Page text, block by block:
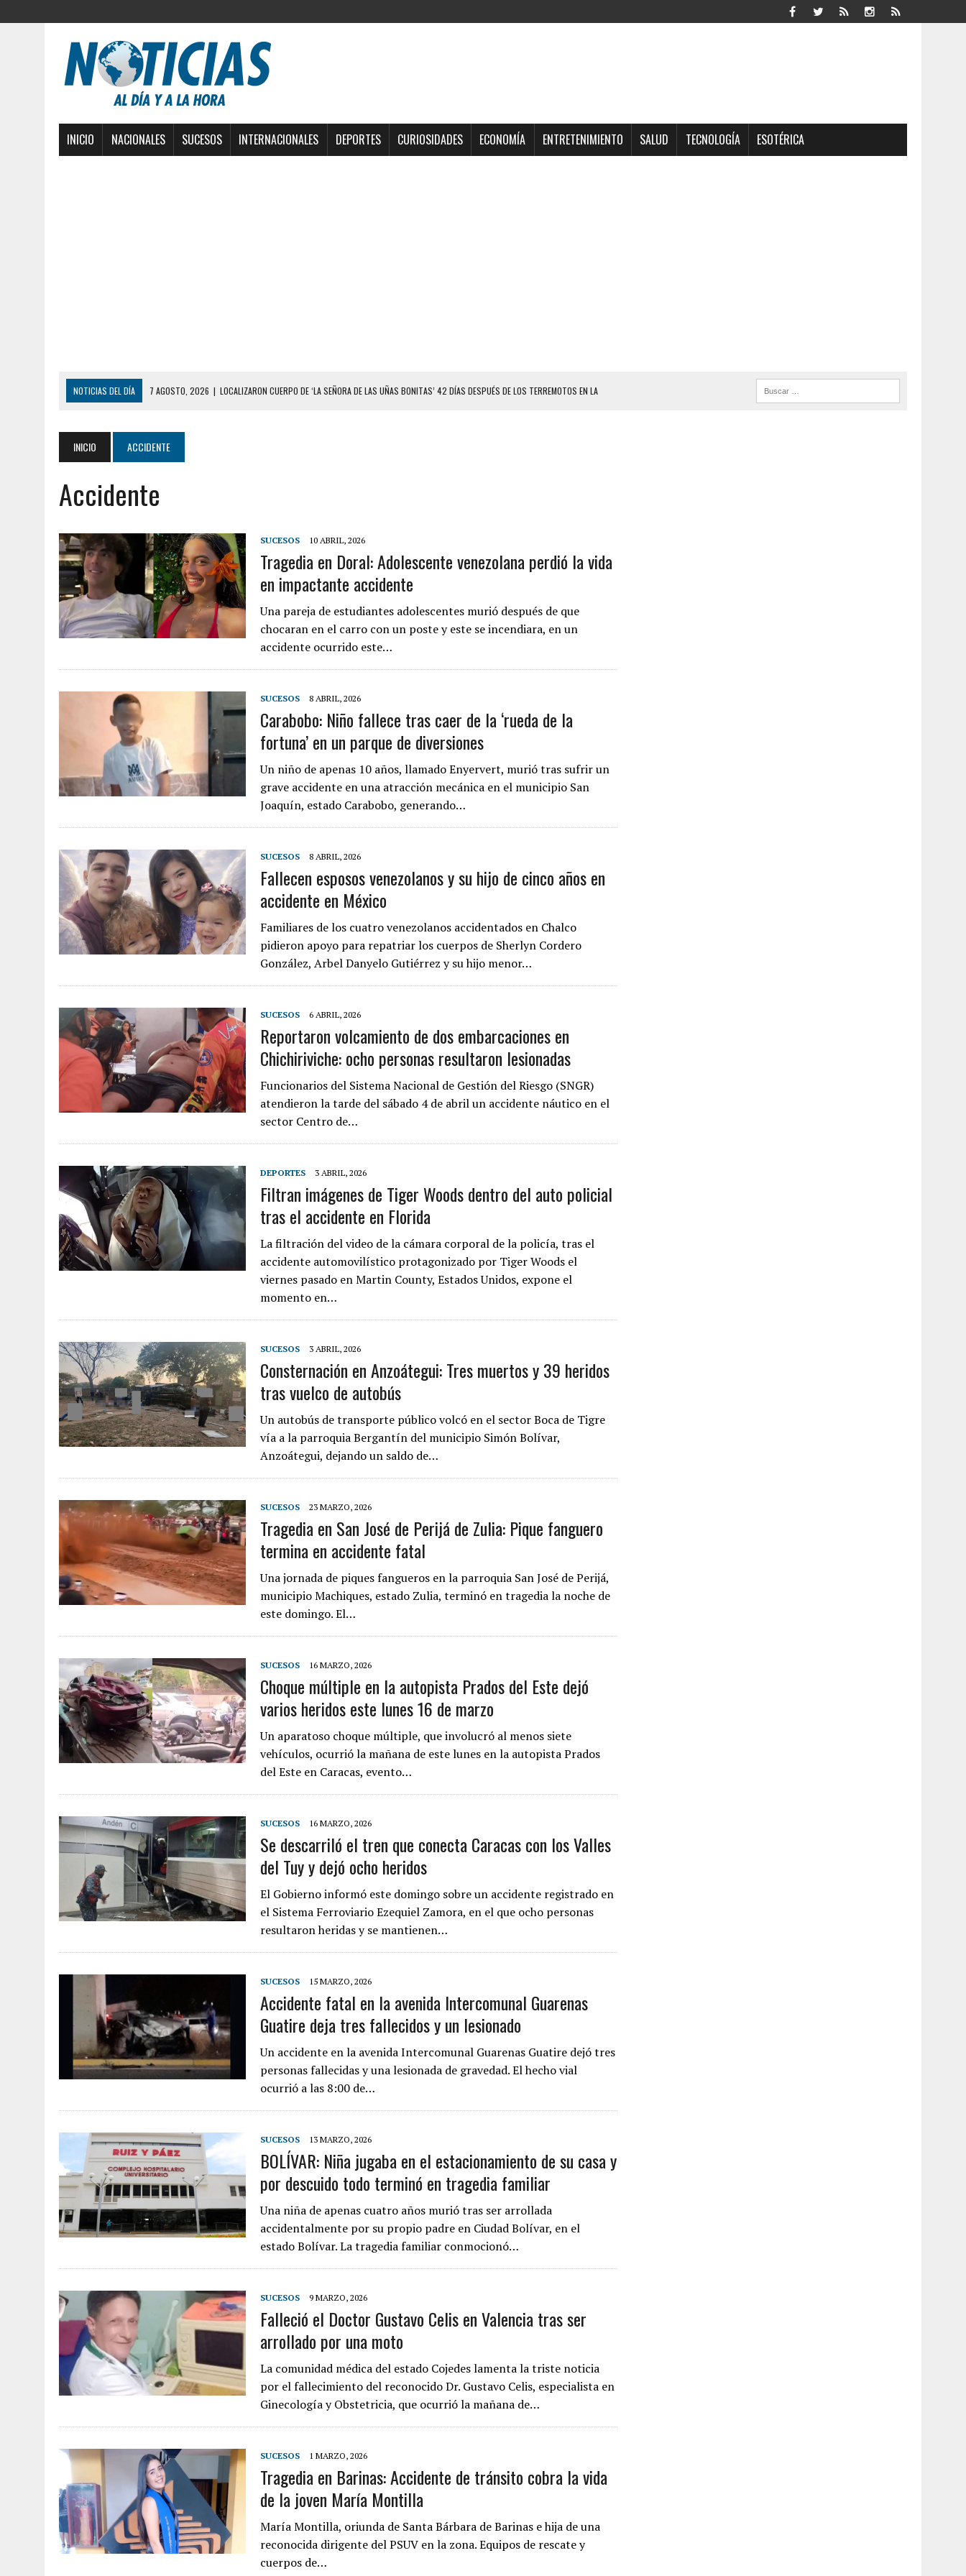
INICIO NACIONALES SUCESOS INTERNACIONALES DEPORTES CURIOSIDADES ECONOMÍA ENTRETENIMIENTO SALUD TECNOLOGÍA ESOTÉRICA
NOTICIAS DEL DÍA 6 AGOSTO, 2026 | MISTERIOSA MUERTE DE MODELO EN MONAGAS: HALLARON EL CUERPO DENTRO DE SU CASA
5 AGOSTO, 2026 | PRESUNTO BROTE PSICÓTICO POR FALTA DE TRATAMIENTO DESENCADENÓ TRAGEDIA FAMILIAR
5 AGOSTO, 2026
HORROR EN BARINAS: UN HOMBRE INDUJO AL SUICIDIO A UNA ADOLESCENTE DE 13 AÑOS TRAS ABUSAR DE ELLA
3 AGOSTO, 2026 | LA INCREÍBLE FORMA EN LA QUE SOBREVIVIÓ UN HOMBRE Y SU FAMILIA TRAS LOS TERREMOTOS: CAYERON DESDE EL PISO NUEVE DEL
EDIFICIO PETUNIA
7 AGOSTO, 2026
FUGA DE GAS GENERÓ EXPLOSIÓN EN LOCAL COMERCIAL DE CHACAO
7 AGOSTO, 2026
HOMBRE ASESINÓ A SU TÍA CON UN PUÑAL Y DEJÓ HERIDAS A SU PRIMA Y A OTRO FAMILIAR EN BOLÍVAR
7 AGOSTO, 2026
|
YARACUY: ASESINARON DOS HOMBRES EL MISMO DÍA EN SECTORES VECINOS
7 AGOSTO, 2026 | LOCALIZARON CUERPO DE ‘LA SEÑORA DE LAS UÑAS BONITAS’ 42 DÍAS DESPUÉS DE LOS TERREMOTOS EN LA GUAIRA
INICIO ACCIDENTE
Accidente
SUCESOS 10 ABRIL, 2026
Tragedia en Doral: Adolescente venezolana perdió la vida
en impactante accidente
Una pareja de estudiantes adolescentes murió después de que
chocaran en el carro con un poste y este se incendiara, en un
accidente ocurrido este…
SUCESOS 8 ABRIL, 2026
Carabobo: Niño fallece tras caer de la ‘rueda de la
fortuna’ en un parque de diversiones
Un niño de apenas 10 años, llamado Enyervert, murió tras sufrir un
grave accidente en una atracción mecánica en el municipio San
Joaquín, estado Carabobo, generando…
SUCESOS 8 ABRIL, 2026
Fallecen esposos venezolanos y su hijo de cinco años en
accidente en México
Familiares de los cuatro venezolanos accidentados en Chalco
pidieron apoyo para repatriar los cuerpos de Sherlyn Cordero
González, Arbel Danyelo Gutiérrez y su hijo menor…
SUCESOS 6 ABRIL, 2026
Reportaron volcamiento de dos embarcaciones en
Chichiriviche: ocho personas resultaron lesionadas
Funcionarios del Sistema Nacional de Gestión del Riesgo (SNGR)
atendieron la tarde del sábado 4 de abril un accidente náutico en el
sector Centro de…
DEPORTES 3 ABRIL, 2026
Filtran imágenes de Tiger Woods dentro del auto policial
tras el accidente en Florida
La filtración del video de la cámara corporal de la policía, tras el
accidente automovilístico protagonizado por Tiger Woods el
viernes pasado en Martin County, Estados Unidos, expone el
momento en…
SUCESOS 3 ABRIL, 2026
Consternación en Anzoátegui: Tres muertos y 39 heridos
tras vuelco de autobús
Un autobús de transporte público volcó en el sector Boca de Tigre
vía a la parroquia Bergantín del municipio Simón Bolívar,
Anzoátegui, dejando un saldo de…
SUCESOS 23 MARZO, 2026
Tragedia en San José de Perijá de Zulia: Pique fanguero
termina en accidente fatal
Una jornada de piques fangueros en la parroquia San José de Perijá,
municipio Machiques, estado Zulia, terminó en tragedia la noche de
este domingo. El…
SUCESOS 16 MARZO, 2026
Choque múltiple en la autopista Prados del Este dejó
varios heridos este lunes 16 de marzo
Un aparatoso choque múltiple, que involucró al menos siete
vehículos, ocurrió la mañana de este lunes en la autopista Prados
del Este en Caracas, evento…
SUCESOS 16 MARZO, 2026
Se descarriló el tren que conecta Caracas con los Valles
del Tuy y dejó ocho heridos
El Gobierno informó este domingo sobre un accidente registrado en
el Sistema Ferroviario Ezequiel Zamora, en el que ocho personas
resultaron heridas y se mantienen…
SUCESOS 15 MARZO, 2026
Accidente fatal en la avenida Intercomunal Guarenas
Guatire deja tres fallecidos y un lesionado
Un accidente en la avenida Intercomunal Guarenas Guatire dejó tres
personas fallecidas y una lesionada de gravedad. El hecho vial
ocurrió a las 8:00 de…
SUCESOS 13 MARZO, 2026
BOLÍVAR: Niña jugaba en el estacionamiento de su casa y
por descuido todo terminó en tragedia familiar
Una niña de apenas cuatro años murió tras ser arrollada
accidentalmente por su propio padre en Ciudad Bolívar, en el
estado Bolívar. La tragedia familiar conmocionó…
SUCESOS 9 MARZO, 2026
Falleció el Doctor Gustavo Celis en Valencia tras ser
arrollado por una moto
La comunidad médica del estado Cojedes lamenta la triste noticia
por el fallecimiento del reconocido Dr. Gustavo Celis, especialista en
Ginecología y Obstetricia, que ocurrió la mañana de…
SUCESOS 1 MARZO, 2026
Tragedia en Barinas: Accidente de tránsito cobra la vida
de la joven María Montilla
María Montilla, oriunda de Santa Bárbara de Barinas e hija de una
reconocida dirigente del PSUV en la zona. Equipos de rescate y
cuerpos de…